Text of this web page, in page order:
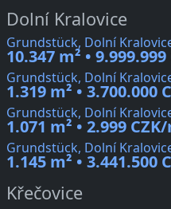
Dolní Kralovice
Grundstück, Dolní
10.347 m² • 9.999.999
Grundstück, Dolní
1.319 m² • 3.700.000
Grundstück, Dolní
1.071 m² • 2.999
Grundstück, Dolní
1.145 m² • 3.441.500
Křečovice